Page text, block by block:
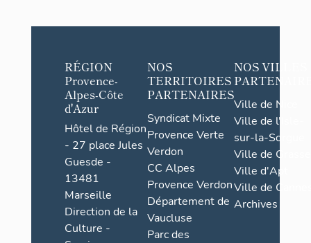
RÉGION
Provence-
Alpes-Côte
d'Azur
Hôtel de Région
- 27 place Jules
Guesde -
13481
Marseille
Direction de la
Culture -
NOS
TERRITOIRES
PARTENAIRES
Syndicat Mixte
Provence Verte
Verdon
CC Alpes
Provence Verdon
Département de
Vaucluse
Parc des
NOS VILLES
Ville de Nice
Ville de l'Isle-
sur-la-Sorgue
Ville de Grasse
Ville d'Apt
Ville de
Archives